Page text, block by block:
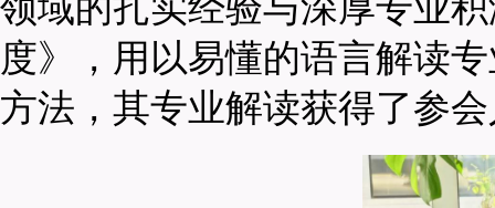
度》，用以易懂的语言解读
方法，其专业解读获得了参